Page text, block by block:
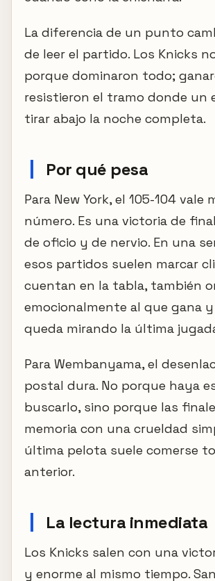
La diferencia de un punto
de leer el partido. Los Knicks
porque dominaron todo;
resistieron el tramo donde un
tirar abajo la noche completa.
Por qué pesa
Para New York, el 105-104 vale
número. Es una victoria de
de oficio y de nervio. En una
esos partidos suelen marcar
cuentan en la tabla, también
emocionalmente al que gana
queda mirando la última
Para Wembanyama, el
postal dura. No porque haya
buscarlo, sino porque las
memoria con una crueldad
última pelota suele comerse
anterior.
La lectura inmediata
Los Knicks salen con una
y enorme al mismo tiempo.